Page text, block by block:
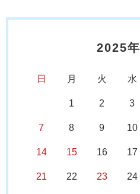
2025年
日 月 火 水
1 2 3
7 8 9 10
14 15 16 17
21 22 23 24